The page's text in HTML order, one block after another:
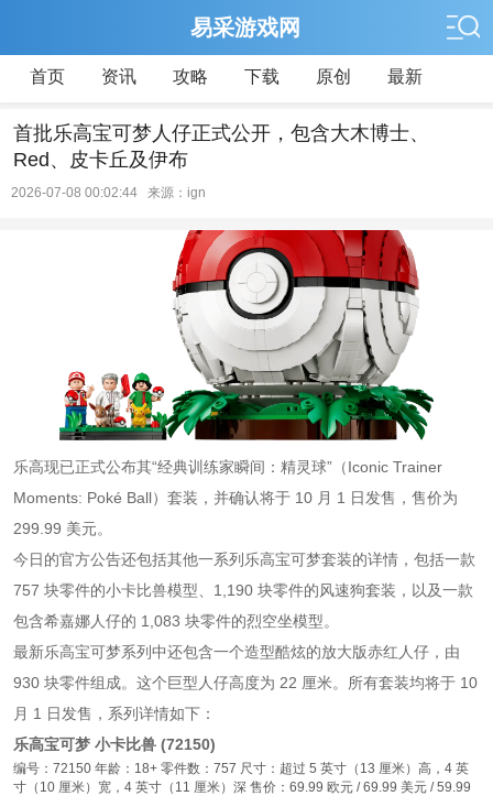
易采游戏网
首页 资讯 攻略 下载 原创 最新
首批乐高宝可梦人仔正式公开，包含大木博士、
Red、皮卡丘及伊布
2026-07-08 00:02:44 来源：ign
乐高现已正式公布其“经典训练家瞬间：精灵球”（Iconic Trainer
Moments: Poké Ball）套装，并确认将于 10 月 1 日发售，售价为
299.99 美元。
今日的官方公告还包括其他一系列乐高宝可梦套装的详情，包括一款
757 块零件的小卡比兽模型、1,190 块零件的风速狗套装，以及一款
包含希嘉娜人仔的 1,083 块零件的烈空坐模型。
最新乐高宝可梦系列中还包含一个造型酷炫的放大版赤红人仔，由
930 块零件组成。这个巨型人仔高度为 22 厘米。所有套装均将于 10
月 1 日发售，系列详情如下：
乐高宝可梦 小卡比兽 (72150)
编号：72150 年龄：18+ 零件数：757 尺寸：超过 5 英寸（13 厘米）高，4 英
寸（10 厘米）宽，4 英寸（11 厘米）深 售价：69.99 欧元 / 69.99 美元 / 59.99